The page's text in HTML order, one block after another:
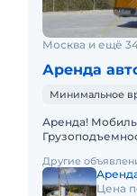
Москва и ещё
Аренда
Минимальное
Аренда!
Грузоподъемность: 400 тонн
Свидетельство о
Другие
Цена